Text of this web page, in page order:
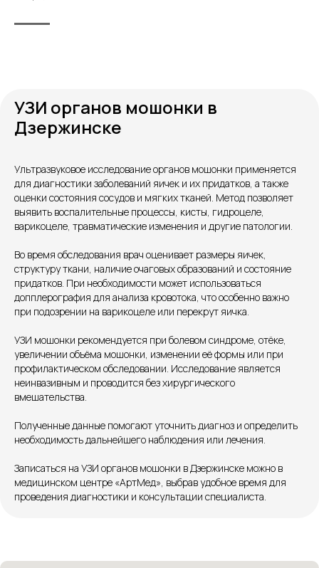
УЗИ органов мошонки в
Дзержинске
Ультразвуковое исследование органов мошонки применяется
для диагностики заболеваний яичек и их придатков, а также
оценки состояния сосудов и мягких тканей. Метод позволяет
выявить воспалительные процессы, кисты, гидроцеле,
варикоцеле, травматические изменения и другие патологии.
Во время обследования врач оценивает размеры яичек,
структуру ткани, наличие очаговых образований и состояние
придатков. При необходимости может использоваться
допплерография для анализа кровотока, что особенно важно
при подозрении на варикоцеле или перекрут яичка.
УЗИ мошонки рекомендуется при болевом синдроме, отёке,
увеличении объёма мошонки, изменении её формы или при
профилактическом обследовании. Исследование является
неинвазивным и проводится без хирургического
вмешательства.
Полученные данные помогают уточнить диагноз и определить
необходимость дальнейшего наблюдения или лечения.
Записаться на УЗИ органов мошонки в Дзержинске можно в
медицинском центре «АртМед», выбрав удобное время для
проведения диагностики и консультации специалиста.
Контакты
Сб. — с 08:00 до 18:00
Вс. — с 08:00 до 15:00
+7 8313 248 248
Единый номер
Петрищева д.35.пом.3
Патоличева 21Д,П.1
На ремонте
Новый
Подписывайся